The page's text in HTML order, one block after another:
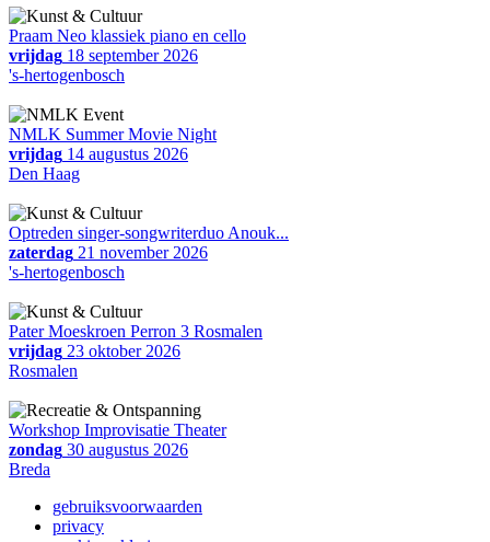
Praam Neo klassiek piano en cello
vrijdag 18 september 2026
's-hertogenbosch
NMLK Summer Movie Night
vrijdag 14 augustus 2026
Den Haag
Optreden singer-songwriterduo Anouk...
zaterdag 21 november 2026
's-hertogenbosch
Pater Moeskroen Perron 3 Rosmalen
vrijdag 23 oktober 2026
Rosmalen
Workshop Improvisatie Theater
zondag 30 augustus 2026
Breda
gebruiksvoorwaarden
privacy